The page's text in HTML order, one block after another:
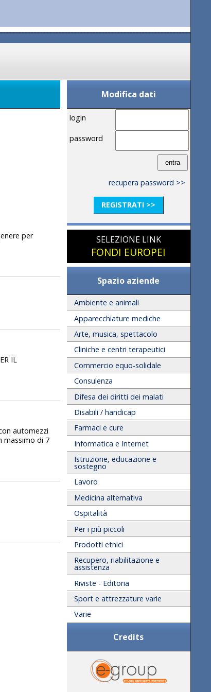
per
IL
automezzi
massimo di 7
Modifica dati
login
password
recupera password >>
REGISTRATI >>
SELEZIONE LINK
FONDI EUROPEI
Spazio aziende
Ambiente e animali
Apparecchiature mediche
Arte, musica, spettacolo
Cliniche e centri terapeutici
Commercio equo-solidale
Consulenza
Difesa dei diritti dei malati
Disabili / handicap
Farmaci e cure
Informatica e Internet
Istruzione, educazione e
sostegno
Lavoro
Medicina alternativa
Ospitalità
Per i più piccoli
Prodotti etnici
Recupero, riabilitazione e
assistenza
Riviste - Editoria
Sport e attrezzature varie
Varie
Credits